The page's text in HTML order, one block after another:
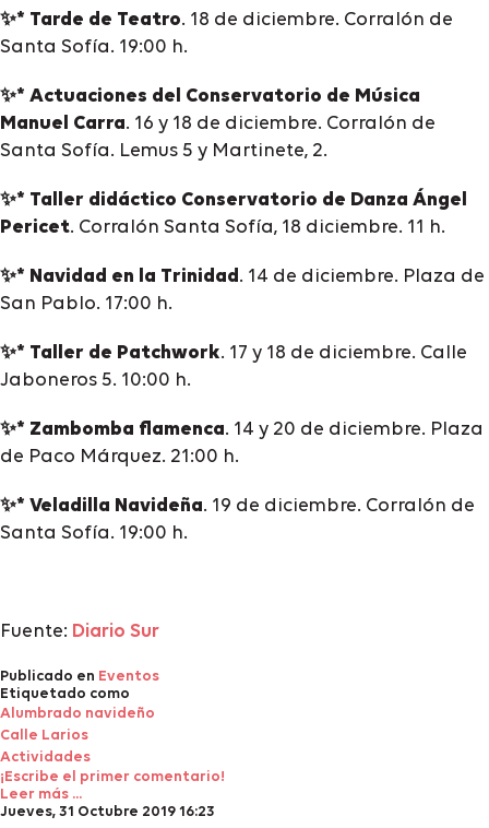
✨* Tarde de Teatro. 18 de diciembre. Corralón de
Santa Sofía. 19:00 h.
✨* Actuaciones del Conservatorio de Música
Manuel Carra. 16 y 18 de diciembre. Corralón de
Santa Sofía. Lemus 5 y Martinete, 2.
✨* Taller didáctico Conservatorio de Danza Ángel
Pericet. Corralón Santa Sofía, 18 diciembre. 11 h.
✨* Navidad en la Trinidad . 14 de diciembre. Plaza de
San Pablo. 17:00 h.
✨* Taller de Patchwork. 17 y 18 de diciembre. Calle
Jaboneros 5. 10:00 h.
✨* Zambomba flamenca. 14 y 20 de diciembre. Plaza
de Paco Márquez. 21:00 h.
✨* Veladilla Navideña. 19 de diciembre. Corralón de
Santa Sofía. 19:00 h.
Fuente: Diario Sur
Publicado en Eventos
Etiquetado como
Alumbrado navideño
Calle Larios
Actividades
¡Escribe el primer comentario!
Leer más ...
Jueves, 31 Octubre 2019 16:23